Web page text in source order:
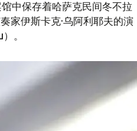
中保存着哈萨克民间冬不拉
家伊斯卡克·乌阿利耶夫的演
。